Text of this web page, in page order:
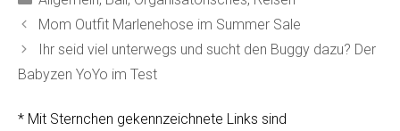
Mom Outfit Marlenehose im Summer Sale
Ihr seid viel unterwegs und sucht den Buggy dazu? Der
Babyzen YoYo im Test
* Mit Sternchen gekennzeichnete Links sind